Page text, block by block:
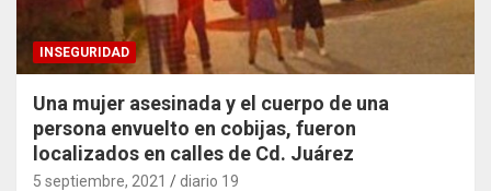
INSEGURIDAD
Una mujer asesinada y el cuerpo de una
persona envuelto en cobijas, fueron
localizados en calles de Cd. Juárez
5 septiembre, 2021 diario 19